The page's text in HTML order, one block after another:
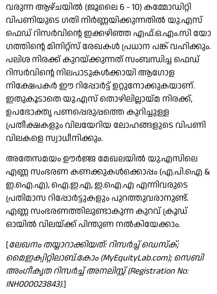
വരുന്ന ആഴ്ചയിൽ (ജൂലൈ 6 - 10) കമ്മോഡിറ്റി
വിപണിയുടെ ഗതി നിർണ്ണയിക്കുന്നതിൽ യു.എസ്
ഫെഡ് റിസർവിന്റെ ഇക്കഴിഞ്ഞ എഫ്.ഒ.എം.സി യോ​
ഗത്തിന്റെ മിനിറ്റ്‌സ് രേഖകൾ പ്രധാന പങ്ക് വഹിക്കും.
പലിശ നിരക്ക് കുറയ്ക്കുന്നത് സംബന്ധിച്ച ഫെഡ്
റിസർവിന്റെ നിലപാടുകൾക്കായി ആ​ഗോള
നിക്ഷേപകർ ഈ റിപ്പോർട്ട് ഉറ്റുനോക്കുകയാണ്.
ഇതുകൂടാതെ യു.എസ് തൊഴിലില്ലായ്മ നിരക്ക്,
ഉപഭോക്തൃ പണപ്പെരുപ്പത്തെ കുറിച്ചുള്ള
പ്രതീക്ഷകളും വിലയേറിയ ലോഹങ്ങളുടെ വിപണി
വിലകളെ സ്വാധീനിക്കും.
അതേസമയം ഊർജ്ജ മേഖലയിൽ യു.എസിലെ
എണ്ണ സംഭരണ കണക്കുകൾക്കൊപ്പം (എ.പി.ഐ &
ഇ.ഐ.എ), ഐ.ഇ.എ, ഇ.ഐ.എ എന്നിവരുടെ
പ്രതിമാസ റിപ്പോർട്ടുകളും പുറത്തുവരാനുണ്ട്.
എണ്ണ സംഭരണത്തിലുണ്ടാകുന്ന കുറവ് ക്രൂഡ്
ഓയിൽ വിലയ്ക്ക് പിന്തുണ നൽകിയേക്കാം.
[ലേഖനം തയ്യാറാക്കിയത്: റിസർച്ച് ഡെസ്ക്;
മൈഇക്വിറ്റിലാബ്.കോം (MyEquityLab.com​); സെബി
അം​ഗീക‍ൃത റിസർച്ച് അനലി​സ്റ്റ് (Registration No:
INH000023843).]